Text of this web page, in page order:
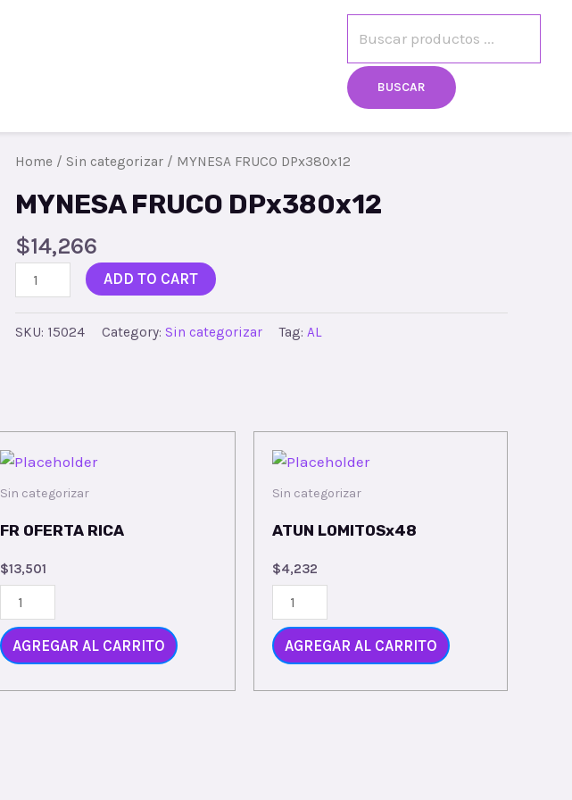
BUSCAR
Home / Sin categorizar / MYNESA FRUCO DPx380x12
MYNESA FRUCO DPx380x12
$14,266
ADD TO CART
SKU: 15024 Category: Sin categorizar Tag: AL
Sin categorizar
FR OFERTA RICA
$13,501
AGREGAR AL CARRITO
Sin categorizar
ATUN LOMITOSx48
$4,232
AGREGAR AL CARRITO